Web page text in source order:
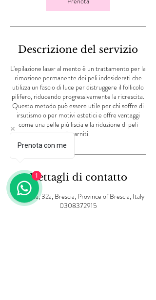
u
i
Descrizione del servizio
L'epilazione laser al mento è un trattamento per la
rimozione permanente dei peli indesiderati che
utilizza un fascio di luce per distruggere il follicolo
pilifero, riducendo progressivamente la ricrescita.
Questo metodo può essere utile per chi soffre di
irsutismo o per motivi estetici e offre vantaggi
come una pelle più liscia e la riduzione di peli
incarniti.
Dettagli di contatto
Via Creta, 32a, Brescia, Province of Brescia, Italy
0308372915
Prenota con me
1